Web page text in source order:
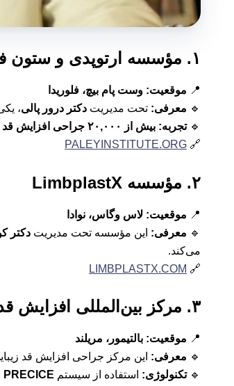
۱. مؤسسه ارتوپدی و ستون فقرات پالی (Paley Institute)
📍 موقعیت: وست پام بیچ، فلوریدا
🔹 معرفی: تحت مدیریت دکتر درور پالی،
🔹تجربه: بیش از ۲۰,۰۰۰ جراحی افزایش قد از سال ۱۹۸۶
🔗
PALEYINSTITUTE.ORG
۲. مؤسسه LimbplastX
📍 موقعیت: لاس وگاس، نوادا
🔹 معرفی: این مؤسسه تحت مدیریت دکتر
می‌کند.
🔗
LIMBPLASTX.COM
۳. مرکز بین‌المللی افزایش قد (International Center for Limb Lengthening)
📍 موقعیت: بالتیمور، مریلند
🔹 معرفی: این مرکز جراحی افزایش قد
🔹تکنولوژی: استفاده از سیستم PRECICE